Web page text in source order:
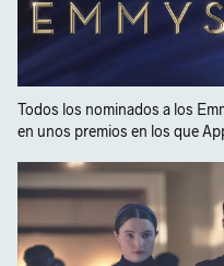
Todos los nominados a los
en unos premios en los que